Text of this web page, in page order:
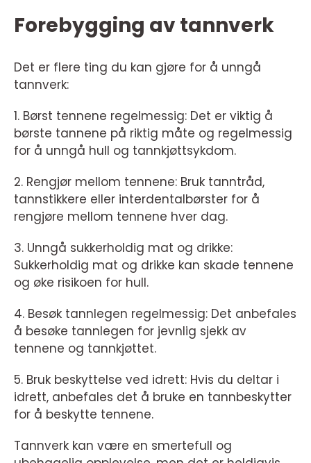
Forebygging av tannverk
Det er flere ting du kan gjøre for å unngå
tannverk:
1. Børst tennene regelmessig: Det er viktig å
børste tannene på riktig måte og regelmessig
for å unngå hull og tannkjøttsykdom.
2. Rengjør mellom tennene: Bruk tanntråd,
tannstikkere eller interdentalbørster for å
rengjøre mellom tennene hver dag.
3. Unngå sukkerholdig mat og drikke:
Sukkerholdig mat og drikke kan skade tennene
og øke risikoen for hull.
4. Besøk tannlegen regelmessig: Det anbefales
å besøke tannlegen for jevnlig sjekk av
tennene og tannkjøttet.
5. Bruk beskyttelse ved idrett: Hvis du deltar i
idrett, anbefales det å bruke en tannbeskytter
for å beskytte tennene.
Tannverk kan være en smertefull og